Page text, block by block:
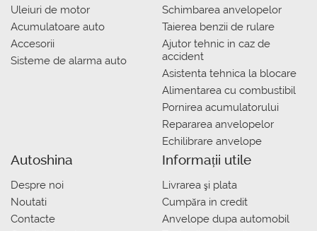
Uleiuri de motor
Acumulatoare auto
Accesorii
Sisteme de alarma auto
Schimbarea anvelopelor
Taierea benzii de rulare
Ajutor tehnic in caz de
accident
Asistenta tehnica la blocare
Alimentarea cu combustibil
Pornirea acumulatorului
Repararea anvelopelor
Echilibrare anvelope
Autoshina
Despre noi
Noutati
Contacte
Informații utile
Livrarea şi plata
Сumpăra in credit
Anvelope dupa automobil